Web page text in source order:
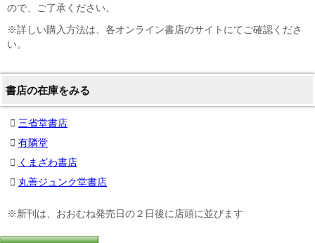
ので、ご了承ください。
※詳しい購入方法は、各オンライン書店のサイトにてご確認くださ
い。
書店の在庫をみる
三省堂書店
有隣堂
くまざわ書店
丸善ジュンク堂書店
※新刊は、おおむね発売日の２日後に店頭に並びます